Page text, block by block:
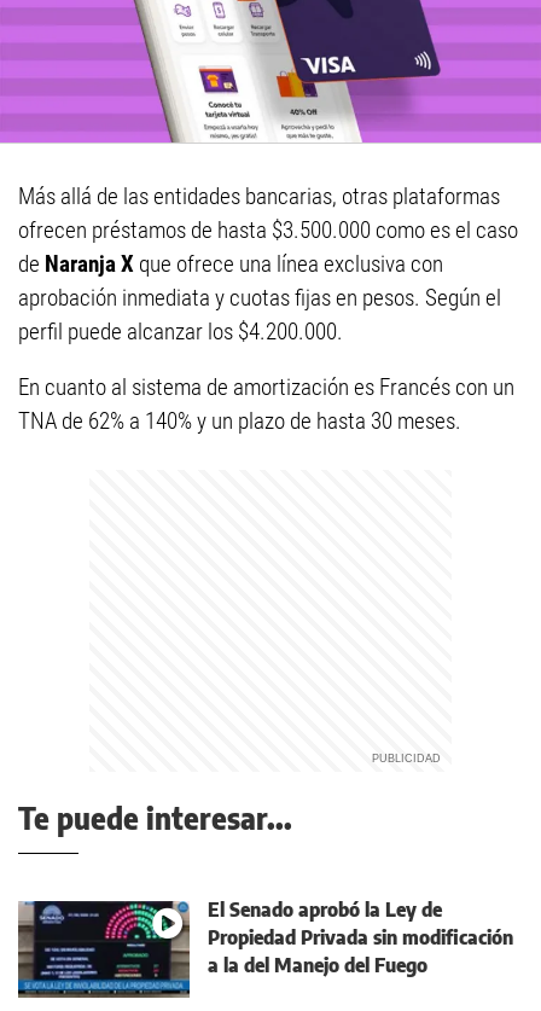
Más allá de las entidades bancarias, otras plataformas
ofrecen préstamos de hasta $3.500.000 como es el caso
de Naranja X que ofrece una línea exclusiva con
aprobación inmediata y cuotas fijas en pesos. Según el
perfil puede alcanzar los $4.200.000.
En cuanto al sistema de amortización es Francés con un
TNA de 62% a 140% y un plazo de hasta 30 meses.
Te puede interesar...
El Senado aprobó la Ley de
Propiedad Privada sin modificación
a la del Manejo del Fuego